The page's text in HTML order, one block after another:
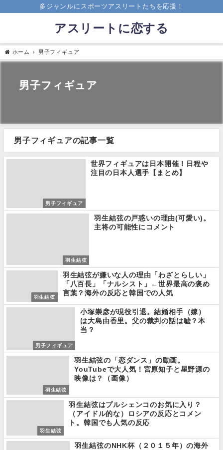
多ジャンルにスポーツアスリートたちを応援！
アスリートに恋する
ホーム 男子フィギュア
男子フィギュア
男子フィギュアの記事一覧
男子フィギュア
世界フィギュアは日本開催！日程や
注目の日本人選手【まとめ】
羽生結弦
羽生結弦の戸惑いの理由(可愛い)。
主将の可能性にコメント
羽生結弦
羽生結弦が嫌いな人の理由「わざとらしい」
「八百長」「ナルシスト」←世界最高の褒め
言葉？海外の反応と韓国での人気
男子フィギュア
小塚崇彦が現役引退。結婚相手（嫁）
は大島由香里。父の裁判の話は嘘？本
当？
羽生結弦
羽生結弦の「恋ダンス」の動画。
YouTubeで大人気！宮原知子と星野源の
映像は？（画像）
羽生結弦
羽生結弦はプルシェンコのお気に入り？
（アイドル的な）ロシアの反応とコメン
ト。韓国でも人気の反応
羽生結弦のNHK杯（２０１５年）の海外